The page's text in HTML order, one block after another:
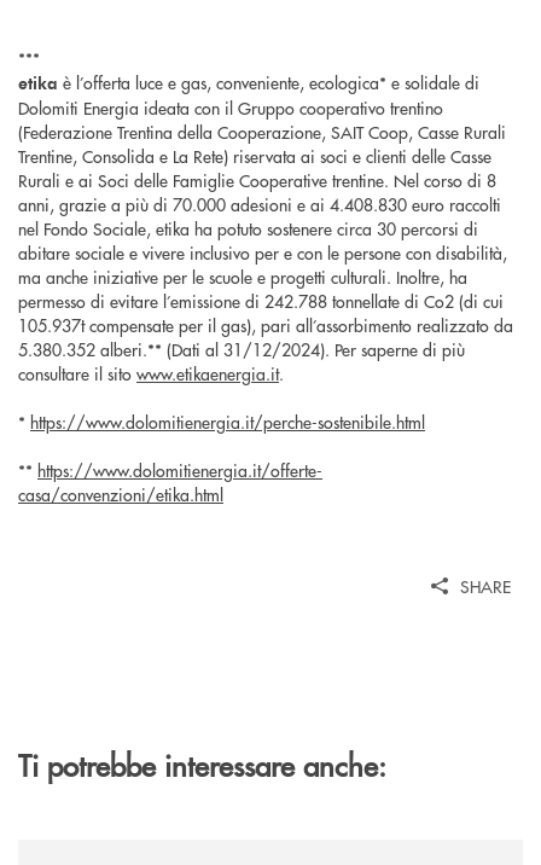
***
etika è l’offerta luce e gas, conveniente, ecologica* e solidale di
Dolomiti Energia ideata con il Gruppo cooperativo trentino
(Federazione Trentina della Cooperazione, SAIT Coop, Casse Rurali
Trentine, Consolida e La Rete) riservata ai soci e clienti delle Casse
Rurali e ai Soci delle Famiglie Cooperative trentine. Nel corso di 8
anni, grazie a più di 70.000 adesioni e ai 4.408.830 euro raccolti
nel Fondo Sociale, etika ha potuto sostenere circa 30 percorsi di
abitare sociale e vivere inclusivo per e con le persone con disabilità,
ma anche iniziative per le scuole e progetti culturali. Inoltre, ha
permesso di evitare l’emissione di 242.788 tonnellate di Co2 (di cui
105.937t compensate per il gas), pari all’assorbimento realizzato da
5.380.352 alberi.** (Dati al 31/12/2024). Per saperne di più
consultare il sito www.etikaenergia.it.
* https://www.dolomitienergia.it/perche-sostenibile.html
** https://www.dolomitienergia.it/offerte-
casa/convenzioni/etika.html
SHARE
Ti potrebbe interessare anche: